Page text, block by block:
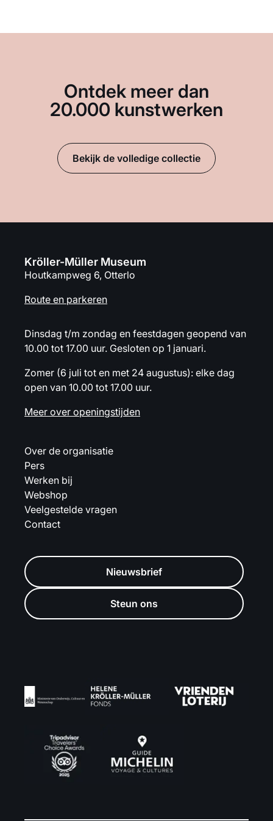
Ontdek meer dan
20.000 kunstwerken
Bekijk de volledige collectie
Kröller-Müller Museum
Houtkampweg 6, Otterlo
Route en parkeren
Dinsdag t/m zondag en feestdagen geopend van
10.00 tot 17.00 uur. Gesloten op 1 januari.
Zomer (6 juli tot en met 24 augustus): elke dag
open van 10.00 tot 17.00 uur.
Meer over openingstijden
Over de organisatie
Pers
Werken bij
Webshop
Veelgestelde vragen
Contact
Nieuwsbrief
Steun ons